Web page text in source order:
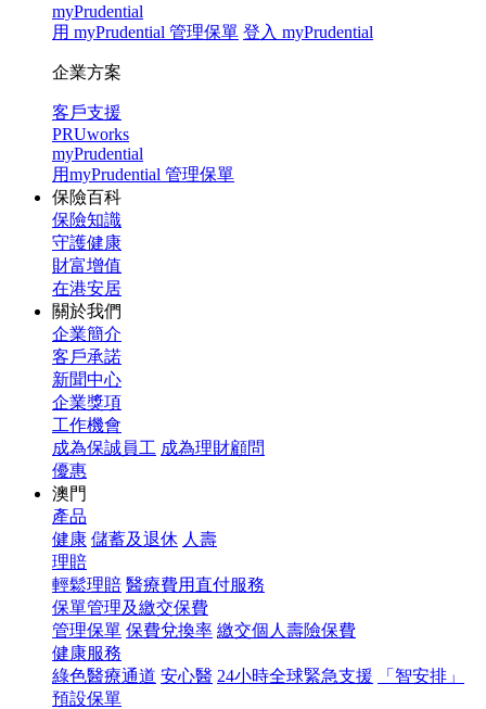
myPrudential
用 myPrudential 管理保單 登入 myPrudential
企業方案
客戶支援
PRUworks
myPrudential
用myPrudential 管理保單
保險百科
保險知識
守護健康
財富增值
在港安居
關於我們
企業簡介
客戶承諾
新聞中心
企業獎項
工作機會
成為保誠員工 成為理財顧問
優惠
澳門
產品
健康 儲蓄及退休 人壽
理賠
輕鬆理賠 醫療費用直付服務
保單管理及繳交保費
管理保單 保費兌換率 繳交個人壽險保費
健康服務
綠色醫療通道 安心醫 24小時全球緊急支援
「智安排」
預設保單